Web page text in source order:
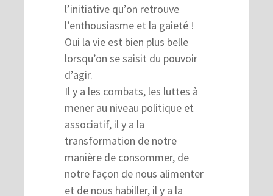
l’initiative qu’on retrouve
l’enthousiasme et la gaieté !
Oui la vie est bien plus belle
lorsqu’on se saisit du pouvoir
d’agir.
Il y a les combats, les luttes à
mener au niveau politique et
associatif, il y a la
transformation de notre
manière de consommer, de
notre façon de nous alimenter
et de nous habiller, il y a la